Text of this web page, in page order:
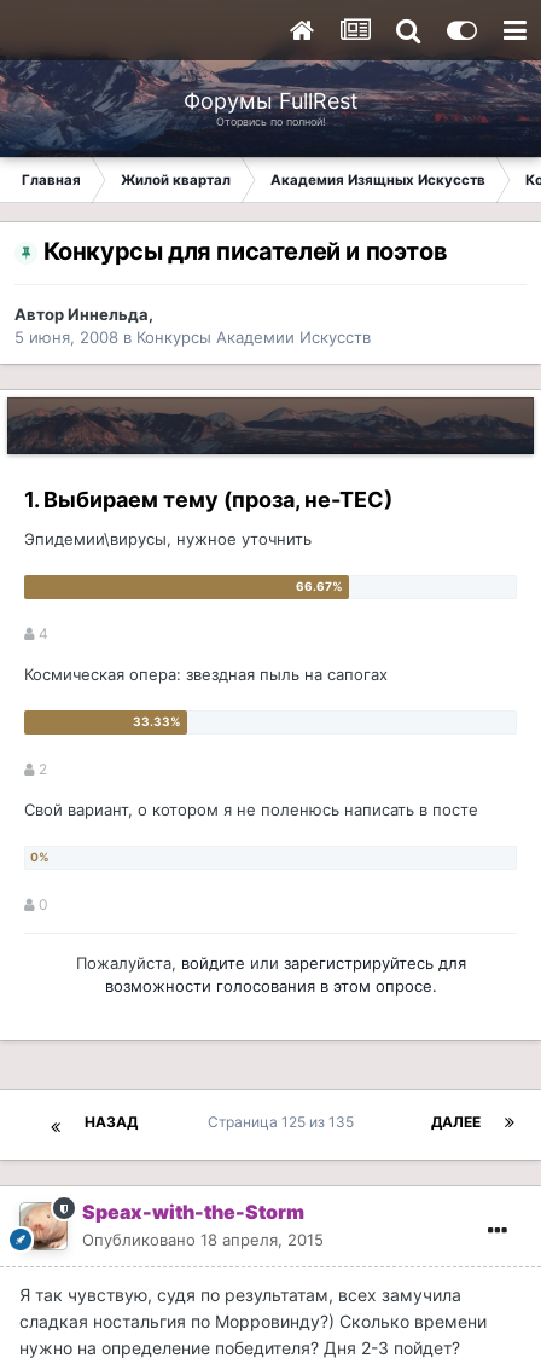
Форумы FullRest
Оторвись по полной!
Главная Жилой квартал Академия Изящных Искусств
Конкурсы для писателей и поэтов
АвторИннельда,
5 июня, 2008 в Конкурсы Академии Искусств
1. Выбираем тему (проза, не-ТЕС)
Эпидемии\вирусы, нужное уточнить
4
Космическая опера: звездная пыль на сапогах
2
Свой вариант, о котором я не поленюсь написать в посте
0
Пожалуйста, войдите или зарегистрируйтесьдля
возможности голосования в этом опросе.
НАЗАД ДАЛЕЕ
Страница 125 из 135
Speax-with-the-Storm
Опубликовано 18 апреля, 2015
Я так чувствую, судя по результатам, всех замучила
сладкая ностальгия по Морровинду?) Сколько времени
нужно на определение победителя? Дня 2-3 пойдет?